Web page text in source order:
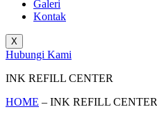
Galeri
Kontak
X
Hubungi Kami
INK REFILL CENTER
HOME – INK REFILL CENTER